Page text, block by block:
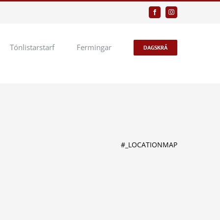
FacebookInstagram
Tónlistarstarf Fermingar DAGSKRÁ
#_LOCATIONMAP